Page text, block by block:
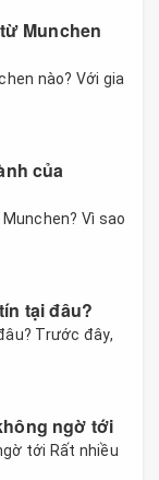
Munchen
nào? Với gia
của
Vì sao
tại đâu?
Trước đây,
ngờ tới
tới Rất nhiều